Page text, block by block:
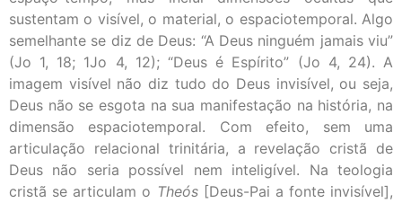
sustentam o visível, o material, o espaciotemporal. Algo
semelhante se diz de Deus: “A Deus ninguém jamais viu”
(Jo 1, 18; 1Jo 4, 12); “Deus é Espírito” (Jo 4, 24). A
imagem visível não diz tudo do Deus invisível, ou seja,
Deus não se esgota na sua manifestação na história, na
dimensão espaciotemporal. Com efeito, sem uma
articulação relacional trinitária, a revelação cristã de
Deus não seria possível nem inteligível. Na teologia
cristã se articulam o Theós [Deus-Pai a fonte invisível],